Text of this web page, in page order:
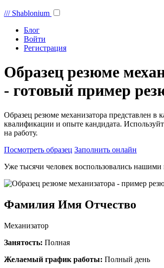
/// Shablonium
Блог
Войти
Регистрация
Образец резюме
- готовый пример
Образец резюме механизатора представлен в
квалификации и опыте кандидата.
на работу.
Посмотреть образец Заполнить онлайн
Уже тысячи человек воспользовались
Фамилия Имя Отчество
Механизатор
Занятость: Полная
Желаемый график работы: Полный день